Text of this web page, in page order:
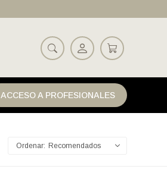
ACCESO A PROFESIONALES
Recomendados